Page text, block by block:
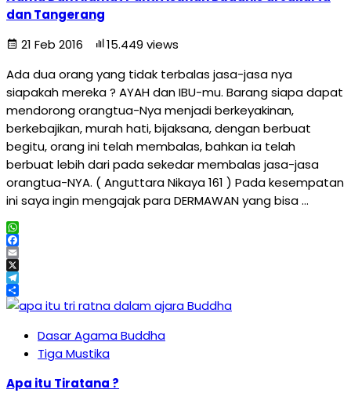
dan Tangerang
21 Feb 2016
15.449 views
Ada dua orang yang tidak terbalas jasa-jasa nya
siapakah mereka ? AYAH dan IBU-mu. Barang siapa dapat
mendorong orangtua-Nya menjadi berkeyakinan,
berkebajikan, murah hati, bijaksana, dengan berbuat
begitu, orang ini telah membalas, bahkan ia telah
berbuat lebih dari pada sekedar membalas jasa-jasa
orangtua-NYA. ( Anguttara Nikaya 161 ) Pada kesempatan
ini saya ingin mengajak para DERMAWAN yang bisa …
WhatsApp
Facebook
Email
X
Telegram
Share
Dasar Agama Buddha
Tiga Mustika
Apa itu Tiratana ?